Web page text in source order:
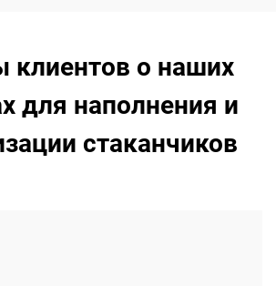
клиентов о наших
для наполнения и
стаканчиков